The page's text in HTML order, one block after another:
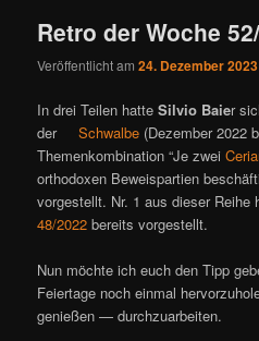
Retro der Woche
Veröffentlicht am24. Dezember 2023
In drei Teilen hatteSilvio Baier
der
Schwalbe (Dezember 2022
Themenkombination “Je zwei
orthodoxen Beweispartien
vorgestellt. Nr. 1 aus dieser Reihe
48/2022 bereits vorgestellt.
Nun möchte ich euch den Tipp
Feiertage noch einmal
genießen — durchzuarbeiten.